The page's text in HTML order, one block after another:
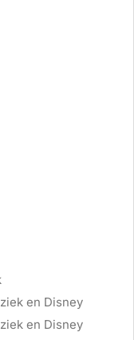
en Disney
en Disney